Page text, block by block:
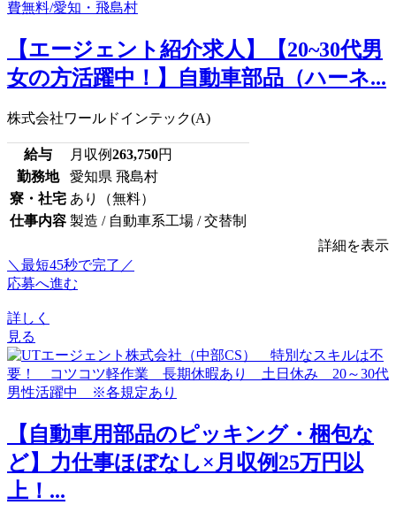
【エージェント紹介求人】【20~30代男
女の方活躍中！】自動車部品（ハーネ...
株式会社ワールドインテック(A)
給与 月収例263,750円
勤務地
愛知県 飛島村
寮・社宅 あり（無料）
仕事内容 製造 / 自動車系工場 / 交替制
詳細を表示
＼最短45秒で完了／
応募へ進む
詳しく
見る
【自動車用部品のピッキング・梱包な
ど】力仕事ほぼなし×月収例25万円以
上！...